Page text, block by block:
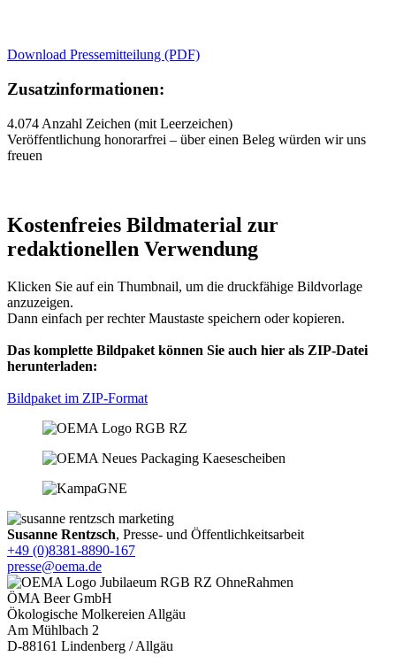
Download Pressemitteilung (PDF)
Zusatzinformationen:
4.074 Anzahl Zeichen (mit Leerzeichen)
Veröffentlichung honorarfrei – über einen Beleg würden wir uns
freuen
Kostenfreies Bildmaterial zur
redaktionellen Verwendung
Klicken Sie auf ein Thumbnail, um die druckfähige Bildvorlage
anzuzeigen.
Dann einfach per rechter Maustaste speichern oder kopieren.
Das komplette Bildpaket können Sie auch hier als ZIP-Datei
herunterladen:
Bildpaket im ZIP-Format
Susanne Rentzsch, Presse- und Öffentlichkeitsarbeit
+49 (0)8381-8890-167
presse@oema.de
ÖMA Beer GmbH
Ökologische Molkereien Allgäu
Am Mühlbach 2
D-88161 Lindenberg / Allgäu